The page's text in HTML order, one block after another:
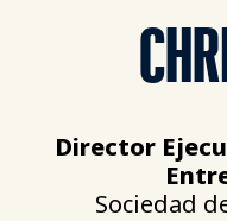
Director
Sociedad